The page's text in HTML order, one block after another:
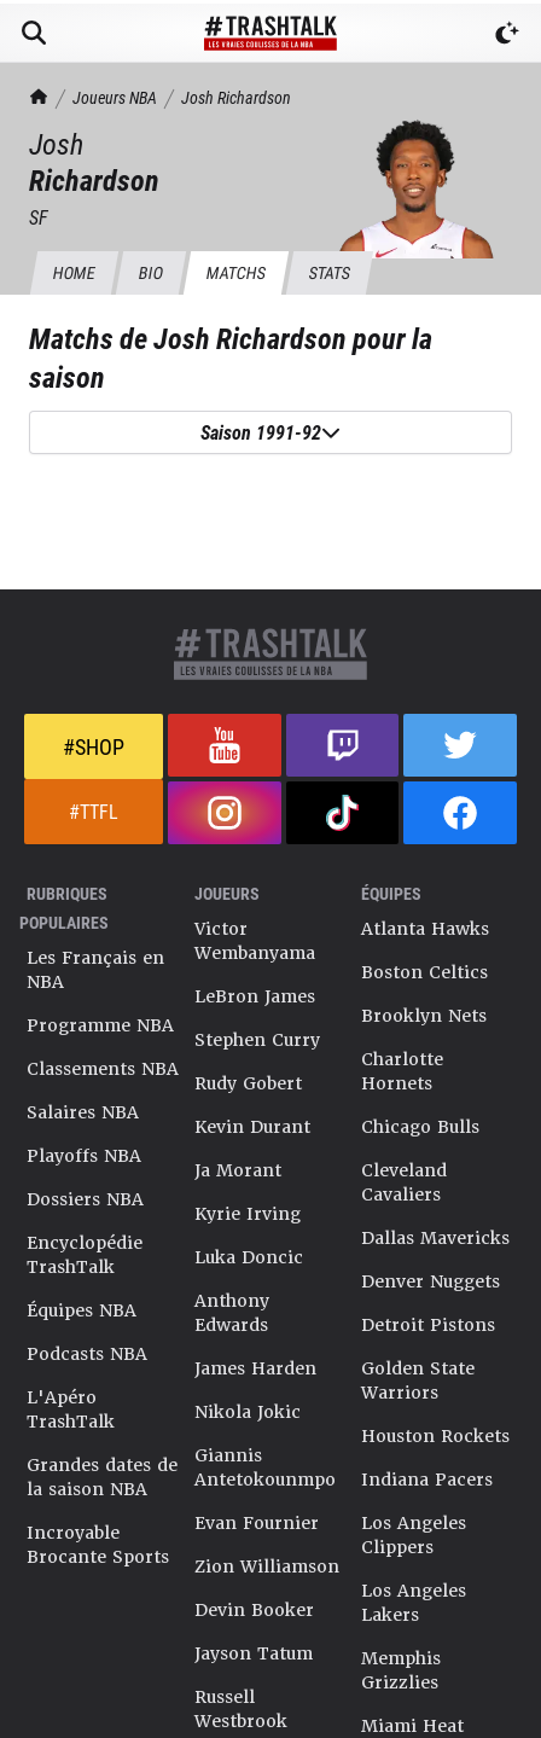
TrashTalk Actu NBA
Joueurs NBA Josh Richardson
Josh
Richardson
SF
HOME BIO MATCHS STATS
Matchs deJosh Richardsonpour la
saison
Saison 1991-92
#SHOP
#TTFL
RUBRIQUES
POPULAIRES
Les Français en
NBA
Programme NBA
Classements NBA
Salaires NBA
Playoffs NBA
Dossiers NBA
Encyclopédie
TrashTalk
Équipes NBA
Podcasts NBA
L'Apéro
TrashTalk
Grandes dates de
la saison NBA
Incroyable
Brocante Sports
JOUEURS
Victor
Wembanyama
LeBron James
Stephen Curry
Rudy Gobert
Kevin Durant
Ja Morant
Kyrie Irving
Luka Doncic
Anthony
Edwards
James Harden
Nikola Jokic
Giannis
Antetokounmpo
Evan Fournier
Zion Williamson
Devin Booker
Jayson Tatum
Russell
Westbrook
ÉQUIPES
Atlanta Hawks
Boston Celtics
Brooklyn Nets
Charlotte
Hornets
Chicago Bulls
Cleveland
Cavaliers
Dallas Mavericks
Denver Nuggets
Detroit Pistons
Golden State
Warriors
Houston Rockets
Indiana Pacers
Los Angeles
Clippers
Los Angeles
Lakers
Memphis
Grizzlies
Miami Heat